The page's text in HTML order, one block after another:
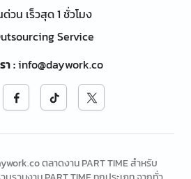
วน เร็วสุด 1 ชั่วโมง
Service
า:info@daywork.co
ตลาดงาน PART TIME สำหรับ